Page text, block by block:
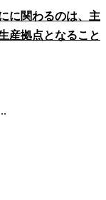
に関わるのは、主
産拠点となること